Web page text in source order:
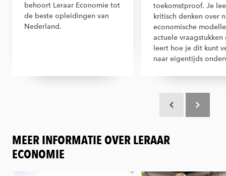
behoort Leraar Economie tot
de beste opleidingen van
Nederland.
toekomstproof. Je
kritisch denken over
economische
actuele vraagstukken
leert hoe je dit kunt
naar eigentijds
MEER INFORMATIE OVER LERAAR
ECONOMIE